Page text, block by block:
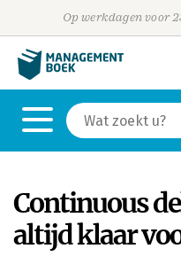
Op werkdagen voor
Continuous
altijd klaar